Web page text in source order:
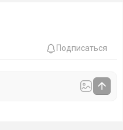
Подписаться